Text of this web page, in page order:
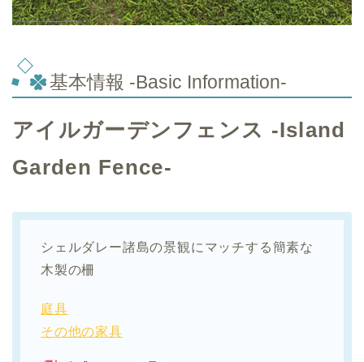
基本情報 -Basic Information-
アイルガーデンフェンス -Island
Garden Fence-
シェルダレー諸島の景観にマッチする簡素な
木製の柵
庭具
その他の家具